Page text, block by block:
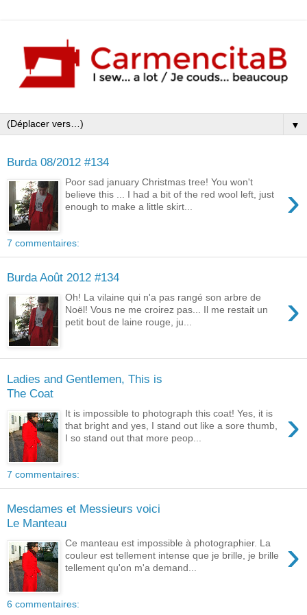
▼
Burda 08/2012 #134
›
Poor sad january Christmas tree! You won't
believe this ... I had a bit of the red wool left, just
enough to make a little skirt...
7 commentaires:
Burda Août 2012 #134
›
Oh! La vilaine qui n'a pas rangé son arbre de
Noël! Vous ne me croirez pas... Il me restait un
petit bout de laine rouge, ju...
Ladies and Gentlemen, This is
The Coat
›
It is impossible to photograph this coat! Yes, it is
that bright and yes, I stand out like a sore thumb,
I so stand out that more peop...
7 commentaires:
Mesdames et Messieurs voici
Le Manteau
›
Ce manteau est impossible à photographier. La
couleur est tellement intense que je brille, je brille
tellement qu'on m'a demand...
6 commentaires: